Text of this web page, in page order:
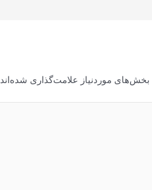
بخش‌های موردنیاز علامت‌گذاری شده‌اند